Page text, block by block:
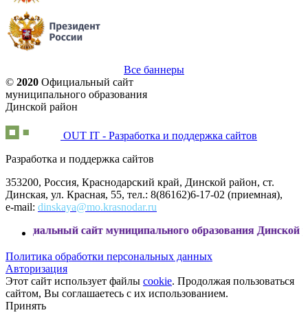
Все баннеры
© 2020 Официальный сайт
муниципального образования
Динской район
OUT IT - Разработка и поддержка сайтов
Разработка и поддержка сайтов
353200, Россия, Краснодарский край, Динской район, ст.
Динская, ул. Красная, 55, тел.: 8(86162)6-17-02 (приемная),
e-mail: dinskaya@mo.krasnodar.ru
сайт муниципального образования Динской район
Политика обработки персональных данных
Авторизация
Этот сайт использует файлы cookie. Продолжая пользоваться
сайтом, Вы соглашаетесь с их использованием.
Принять